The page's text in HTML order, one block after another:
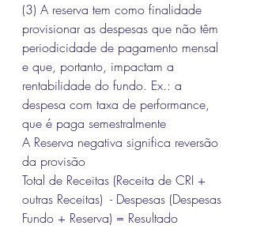
(3) A reserva tem como finalidade
provisionar as despesas que não têm
periodicidade de pagamento mensal
e que, portanto, impactam a
rentabilidade do fundo. Ex.: a
despesa com taxa de performance,
que é paga semestralmente
A Reserva negativa significa reversão
da provisão
Total de Receitas (Receita de CRI +
outras Receitas)  - Despesas (Despesas
Fundo + Reserva) = Resultado